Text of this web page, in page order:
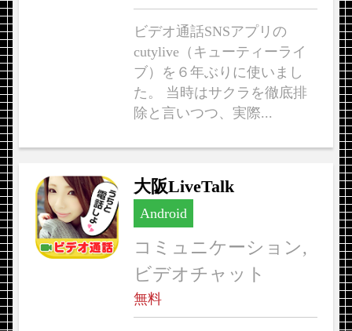
ビデオ通話SNSアプリの
cutylive（キューティーライ
ブ）を６年ぶりに使いまし
た。 当時はサクラを徹底排
除と言いつつ、実際...
大阪LiveTalk
Android
コミュニケーション,
ビデオチャット
無料